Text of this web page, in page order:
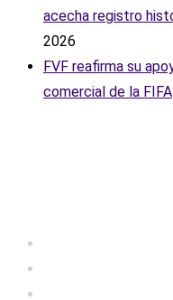
acecha registro
2026
FVF reafirma su
comercial de la FIFA